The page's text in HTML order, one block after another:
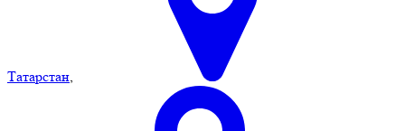
Татарстан,